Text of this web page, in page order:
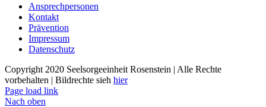
Ansprechpersonen
Kontakt
Prävention
Impressum
Datenschutz
Copyright 2020 Seelsorgeeinheit Rosenstein | Alle Rechte
vorbehalten | Bildrechte sieh hier
Page load link
Nach oben